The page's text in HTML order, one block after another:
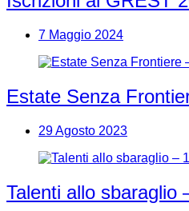
7 Maggio 2024
Estate Senza
29 Agosto 2023
Talenti allo sbaraglio